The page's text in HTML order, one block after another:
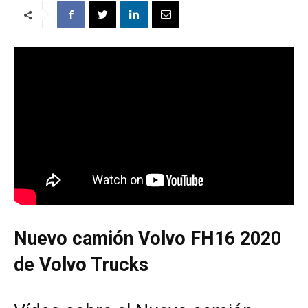
Nuevo camión Volvo FH16 2020
de Volvo Trucks